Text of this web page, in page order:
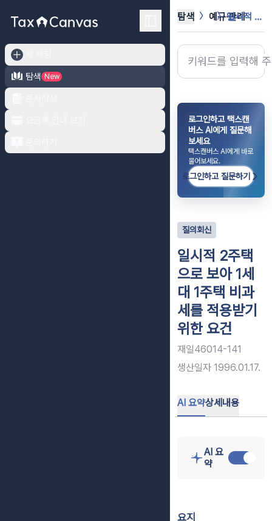
탐색
New
탐색 예규·판례 일시적 2주택으로 보아 1세대 1주택...
로그인하고 택스캔
버스 AI에게 질문해
보세요
택스캔버스 AI에게 바로
물어보세요.
로그인하고 질문하기
질의회신
일시적 2주택
으로 보아 1세
대 1주택 비과
세를 적용받기
위한 요건
재일46014-141
생산일자 1996.01.17.
AI 요약상세내용
AI 요
약
요지